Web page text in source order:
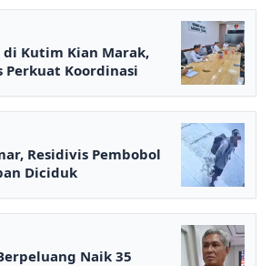
di Kutim Kian Marak,
Perkuat Koordinasi
Residivis Pembobol
Diciduk
Naik 35